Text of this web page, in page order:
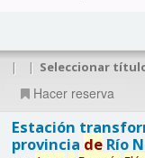
| | Seleccionar
Hacer reserva
Estación
provincia deRío